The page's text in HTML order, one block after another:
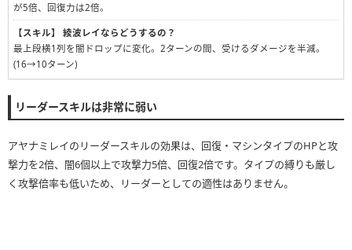
が5倍、回復力は2倍。
【スキル】
綾波レイならどうするの？
最上段横1列を闇ドロップに変化。2ターンの間、受けるダメージを半減。
(16→10ターン)
リーダースキルは非常に弱い
アヤナミレイのリーダースキルの効果は、回復・マシンタイプのHPと攻
撃力を2倍、闇6個以上で攻撃力5倍、回復2倍です。タイプの縛りも厳し
く攻撃倍率も低いため、リーダーとしての適性はありません。